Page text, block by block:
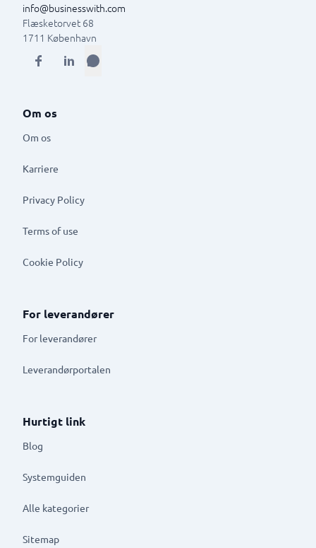
info@businesswith.com
Flæsketorvet 68
1711 København
Om os
Om os
Karriere
Privacy Policy
Terms of use
Cookie Policy
For leverandører
For leverandører
Leverandørportalen
Hurtigt link
Blog
Systemguiden
Alle kategorier
Sitemap